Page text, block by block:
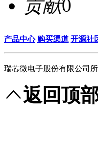
贡献0
产品中心 购买渠道 开源社
瑞芯微电子股份有限公
返回顶